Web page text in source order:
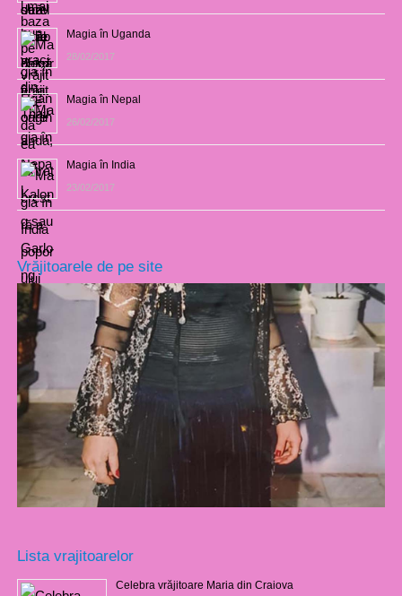
Magia în Uganda
28/02/2017
Magia în Nepal
26/02/2017
Magia în India
23/02/2017
Vrăjitoarele de pe site
Lista vrajitoarelor
Celebra vrăjitoare Maria din Craiova